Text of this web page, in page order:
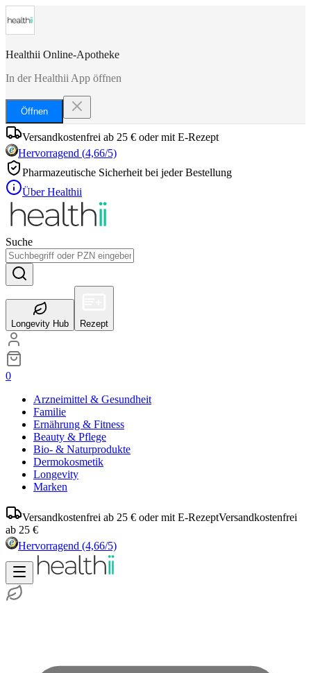
Healthii Online-Apotheke
In der Healthii App öffnen
Öffnen
Versandkostenfrei ab 25 € oder mit E-Rezept
Hervorragend (4,66/5)
Pharmazeutische Sicherheit bei jeder Bestellung
Über Healthii
Suche
Longevity Hub Rezept
0
Arzneimittel & Gesundheit
Familie
Ernährung & Fitness
Beauty & Pflege
Bio- & Naturprodukte
Dermokosmetik
Longevity
Marken
Versandkostenfrei ab 25 € oder mit E-RezeptVersandkostenfrei
ab 25 €
Hervorragend (4,66/5)